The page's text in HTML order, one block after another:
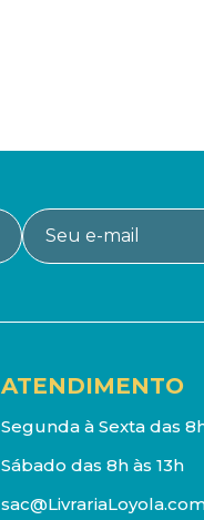
ATENDIMENTO
Segunda à Sexta das
Sábado das 8h às 13h